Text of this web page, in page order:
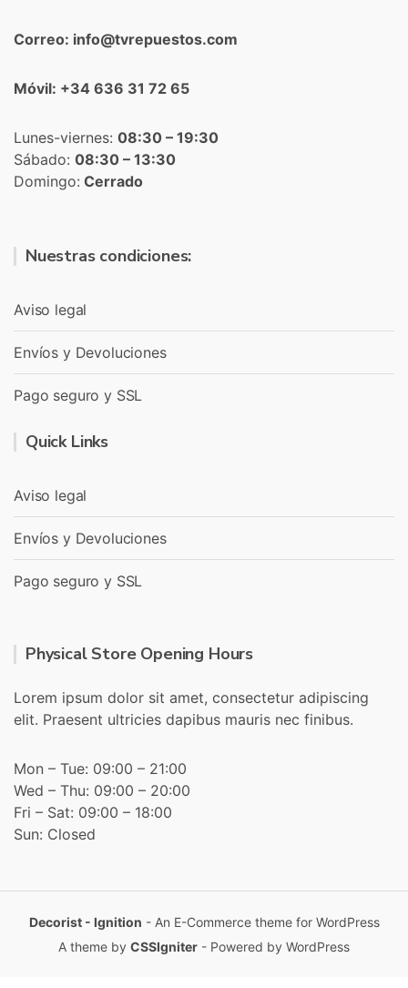
Correo: info@tvrepuestos.com
Móvil: +34 636 31 72 65
Lunes-viernes: 08:30 – 19:30
Sábado: 08:30 – 13:30
Domingo: Cerrado
Nuestras condiciones:
Aviso legal
Envíos y Devoluciones
Pago seguro y SSL
Quick Links
Aviso legal
Envíos y Devoluciones
Pago seguro y SSL
Physical Store Opening Hours
Lorem ipsum dolor sit amet, consectetur adipiscing
elit. Praesent ultricies dapibus mauris nec finibus.
Mon – Tue: 09:00 – 21:00
Wed – Thu: 09:00 – 20:00
Fri – Sat: 09:00 – 18:00
Sun: Closed
Decorist - Ignition - An E-Commerce theme for WordPress
A theme by CSSIgniter - Powered by WordPress